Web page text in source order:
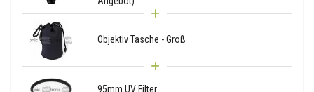
Objektiv Tasche - Groß
95mm UV Filter